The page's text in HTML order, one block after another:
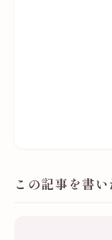
この記事を書い